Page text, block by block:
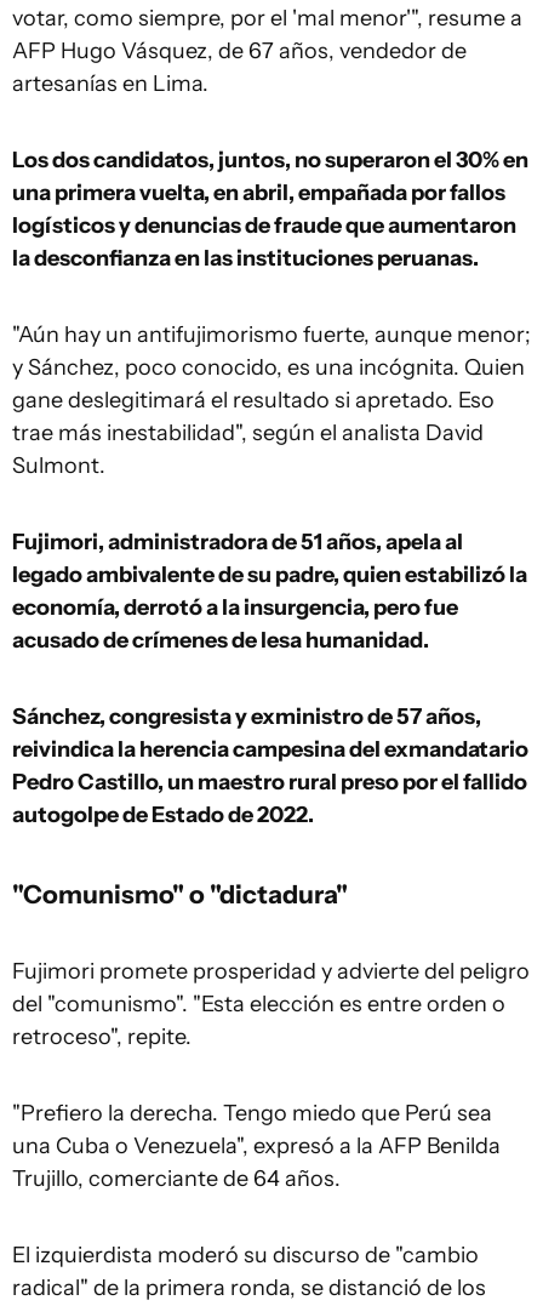
votar, como siempre, por el 'mal menor'", resume a
AFP Hugo Vásquez, de 67 años, vendedor de
artesanías en Lima.
Los dos candidatos, juntos, no superaron el 30% en
una primera vuelta, en abril, empañada por fallos
logísticos y denuncias de fraude que aumentaron
la desconfianza en las instituciones peruanas.
"Aún hay un antifujimorismo fuerte, aunque menor;
y Sánchez, poco conocido, es una incógnita. Quien
gane deslegitimará el resultado si apretado. Eso
trae más inestabilidad", según el analista David
Sulmont.
Fujimori, administradora de 51 años, apela al
legado ambivalente de su padre, quien estabilizó la
economía, derrotó a la insurgencia, pero fue
acusado de crímenes de lesa humanidad.
Sánchez, congresista y exministro de 57 años,
reivindica la herencia campesina del exmandatario
Pedro Castillo, un maestro rural preso por el fallido
autogolpe de Estado de 2022.
"Comunismo" o "dictadura"
Fujimori promete prosperidad y advierte del peligro
del "comunismo". "Esta elección es entre orden o
retroceso", repite.
"Prefiero la derecha. Tengo miedo que Perú sea
una Cuba o Venezuela", expresó a la AFP Benilda
Trujillo, comerciante de 64 años.
El izquierdista moderó su discurso de "cambio
radical" de la primera ronda, se distanció de los